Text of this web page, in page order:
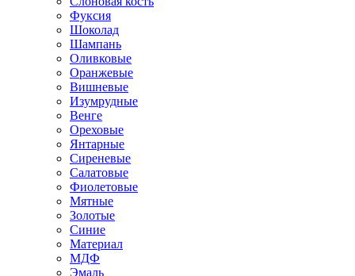
Фуксия
Шоколад
Шампань
Оливковые
Оранжевые
Вишневые
Изумрудные
Венге
Ореховые
Янтарные
Сиреневые
Салатовые
Фиолетовые
Мятные
Золотые
Синие
Материал
МДФ
Эмаль